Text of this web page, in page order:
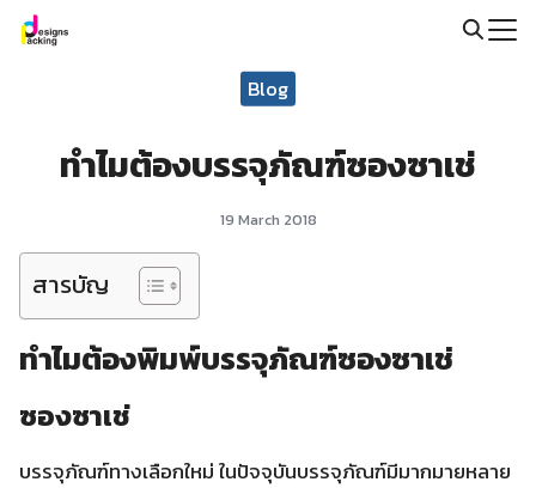
Skip
Blog
ทำไมต้องบรรจุภัณฑ์ซองซาเช่
19 March 2018
สารบัญ
ทำไมต้องพิมพ์บรรจุภัณฑ์ซองซาเช่
ซองซาเช่
บรรจุภัณฑ์ทางเลือกใหม่ ในปัจจุบันบรรจุภัณฑ์มีมากมายหลาย